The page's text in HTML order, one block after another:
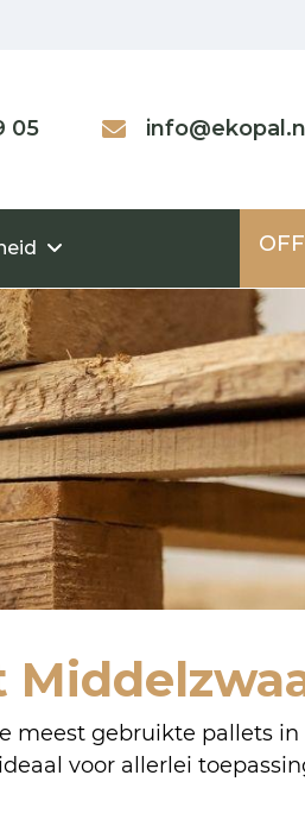
05 info@ekopal.nl
meest gebruikte pallets in
voor allerlei